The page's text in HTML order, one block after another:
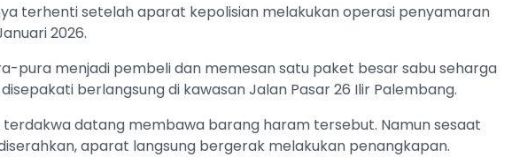
terhenti setelah aparat kepolisian melakukan operasi penyamaran
2026.
pura menjadi pembeli dan memesan satu paket besar sabu seharga
berlangsung di kawasan Jalan Pasar 26 Ilir Palembang.
terdakwa datang membawa barang haram tersebut. Namun sesaat
aparat langsung bergerak melakukan penangkapan.